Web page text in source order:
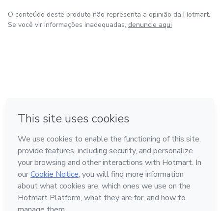
O conteúdo deste produto não representa a opinião da Hotmart.
Se você vir informações inadequadas, denuncie aqui
Feito com ❤ em Bogotá
Conheça a Hotmart
Idioma
Português